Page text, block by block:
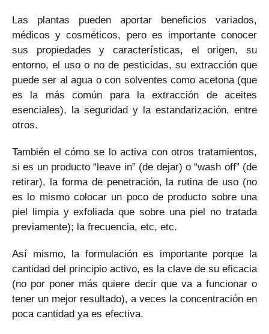
Las plantas pueden aportar beneficios variados,
médicos y cosméticos, pero es importante conocer
sus propiedades y características, el origen, su
entorno, el uso o no de pesticidas, su extracción que
puede ser al agua o con solventes como acetona (que
es la más común para la extracción de aceites
esenciales), la seguridad y la estandarización, entre
otros.
También el cómo se lo activa con otros tratamientos,
si es un producto “leave in” (de dejar) o “wash off” (de
retirar), la forma de penetración, la rutina de uso (no
es lo mismo colocar un poco de producto sobre una
piel limpia y exfoliada que sobre una piel no tratada
previamente); la frecuencia, etc, etc.
Así mismo, la formulación es importante porque la
cantidad del principio activo, es la clave de su eficacia
(no por poner más quiere decir que va a funcionar o
tener un mejor resultado), a veces la concentración en
poca cantidad ya es efectiva.